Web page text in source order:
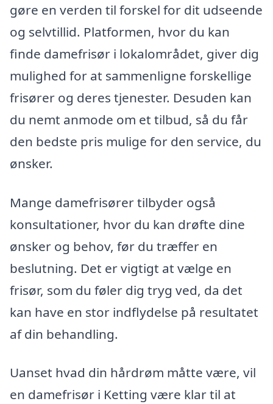
gøre en verden til forskel for dit udseende
og selvtillid. Platformen, hvor du kan
finde damefrisør i lokalområdet, giver dig
mulighed for at sammenligne forskellige
frisører og deres tjenester. Desuden kan
du nemt anmode om et tilbud, så du får
den bedste pris mulige for den service, du
ønsker.
Mange damefrisører tilbyder også
konsultationer, hvor du kan drøfte dine
ønsker og behov, før du træffer en
beslutning. Det er vigtigt at vælge en
frisør, som du føler dig tryg ved, da det
kan have en stor indflydelse på resultatet
af din behandling.
Uanset hvad din hårdrøm måtte være, vil
en damefrisør i Ketting være klar til at